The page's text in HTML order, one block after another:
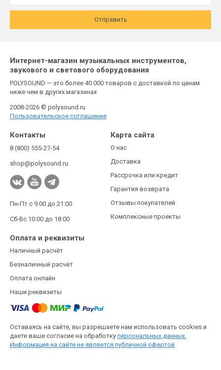
Отправить
Интернет-магазин музыкальных инструментов,
звукового и светового оборудования
POLYSOUND — это более 40 000 товаров с доставкой по ценам
ниже чем в других магазинах
2008-2026 © polysound.ru
Пользовательское соглашение
Контакты
8 (800) 555-27-54
shop@polysound.ru
Пн-Пт с 9:00 до 21:00
Сб-Вс 10:00 до 18:00
Карта сайта
О нас
Доставка
Рассрочка или кредит
Гарантия возврата
Отзывы покупателей
Комплексные проекты
Оплата и реквизиты
Наличный расчёт
Безналичный расчёт
Оплата онлайн
Наши реквизиты
Оставаясь на сайте, вы разрешаете нам использовать cookies и
даете ваше согласие на обработку персональных данных.
Информация на сайте не является публичной офертой